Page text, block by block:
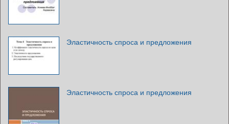
Эластичность спроса и предложения
Эластичность спроса и предложения